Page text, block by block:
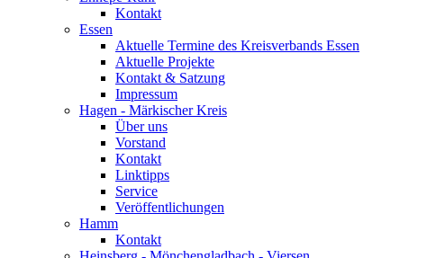
Kontakt
Essen
Aktuelle Termine des Kreisverbands Essen
Aktuelle Projekte
Kontakt & Satzung
Impressum
Hagen - Märkischer Kreis
Über uns
Vorstand
Kontakt
Linktipps
Service
Veröffentlichungen
Hamm
Kontakt